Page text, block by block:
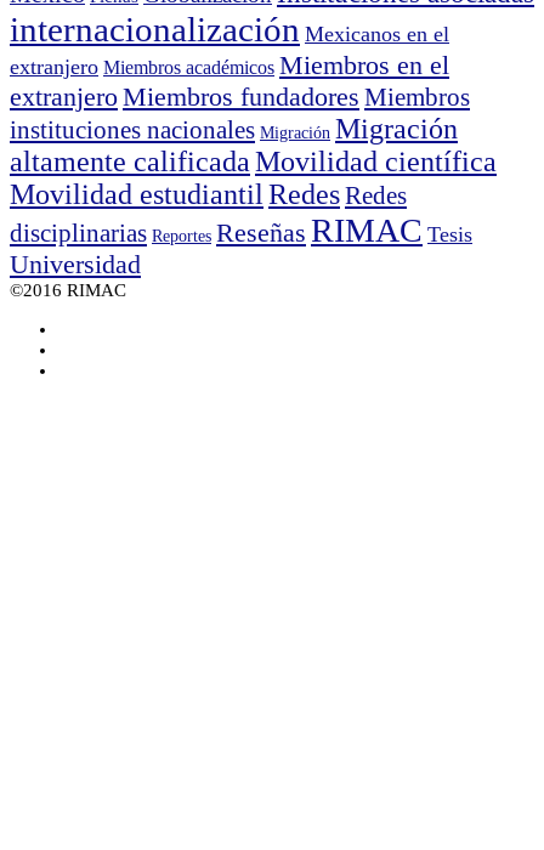
internacionalización Mexicanos en el
extranjero Miembros académicos Miembros en el
extranjeroMiembros fundadores Miembros
instituciones nacionales Migración Migración
altamente calificadaMovilidad científica
Movilidad estudiantilRedesRedes
disciplinarias Reportes Reseñas RIMAC Tesis
Universidad
©2016 RIMAC